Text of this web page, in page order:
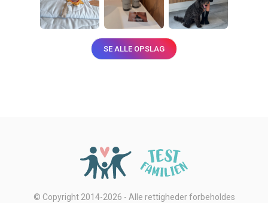
SE ALLE OPSLAG
© Copyright 2014-2026 - Alle rettigheder forbeholdes